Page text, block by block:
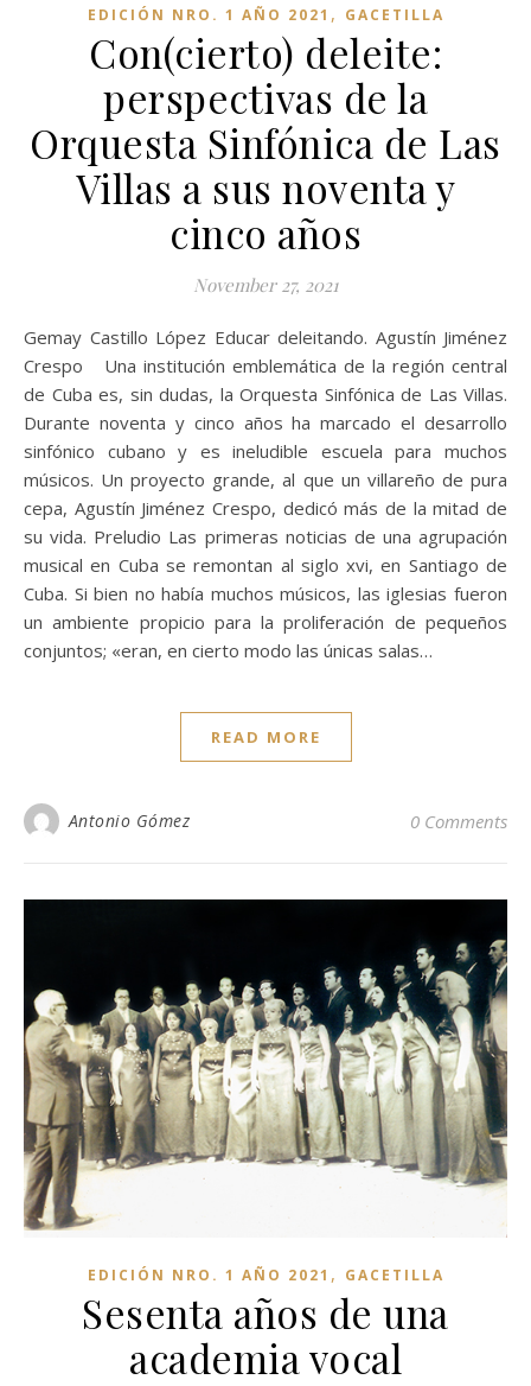
EDICIÓN NRO. 1 AÑO 2021 , GACETILLA
Con(cierto) deleite:
perspectivas de la
Orquesta Sinfónica de Las
Villas a sus noventa y
cinco años
November 27, 2021
Gemay Castillo López Educar deleitando. Agustín Jiménez
Crespo Una institución emblemática de la región central
de Cuba es, sin dudas, la Orquesta Sinfónica de Las Villas.
Durante noventa y cinco años ha marcado el desarrollo
sinfónico cubano y es ineludible escuela para muchos
músicos. Un proyecto grande, al que un villareño de pura
cepa, Agustín Jiménez Crespo, dedicó más de la mitad de
su vida. Preludio Las primeras noticias de una agrupación
musical en Cuba se remontan al siglo xvi, en Santiago de
Cuba. Si bien no había muchos músicos, las iglesias fueron
un ambiente propicio para la proliferación de pequeños
conjuntos; «eran, en cierto modo las únicas salas…
READ MORE
Antonio Gómez 0 Comments
EDICIÓN NRO. 1 AÑO 2021 , GACETILLA
Sesenta años de una
academia vocal